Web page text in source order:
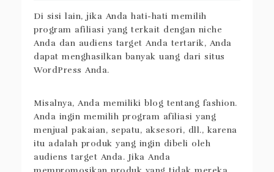
Di sisi lain, jika Anda hati-hati memilih
program afiliasi yang terkait dengan niche
Anda dan audiens target Anda tertarik, Anda
dapat menghasilkan banyak uang dari situs
WordPress Anda.
Misalnya, Anda memiliki blog tentang fashion.
Anda ingin memilih program afiliasi yang
menjual pakaian, sepatu, aksesori, dll., karena
itu adalah produk yang ingin dibeli oleh
audiens target Anda. Jika Anda